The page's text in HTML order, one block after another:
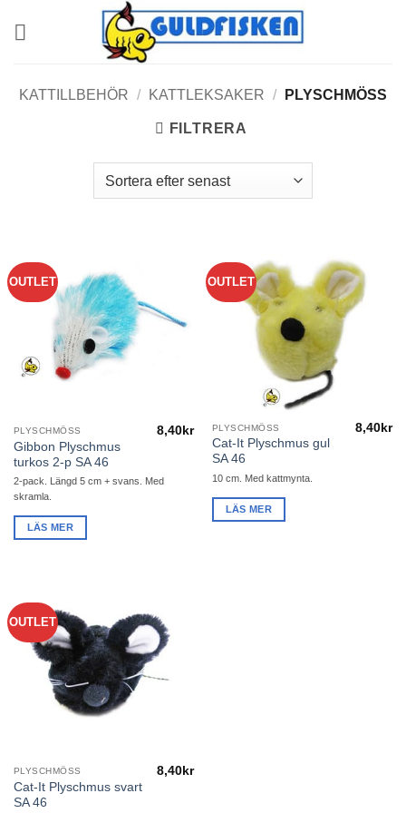
KATTILLBEHÖR / KATTLEKSAKER / PLYSCHMÖSS
FILTRERA
OUTLET
PLYSCHMÖSS
Gibbon Plyschmus
turkos 2-p SA 46
8,40 kr
2-pack. Längd 5 cm + svans. Med
skramla.
LÄS MER
OUTLET
PLYSCHMÖSS
Cat-It Plyschmus gul
SA 46
8,40kr
10 cm. Med kattmynta.
LÄS MER
OUTLET
PLYSCHMÖSS
Cat-It Plyschmus svart
SA 46
8,40 kr